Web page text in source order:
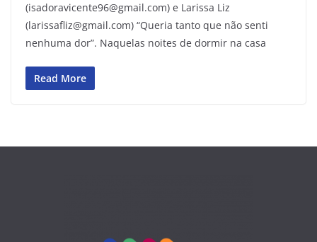
(isadoravicente96@gmail.com) e Larissa Liz
(larissafliz@gmail.com) “Queria tanto que não senti
nenhuma dor”. Naquelas noites de dormir na casa
Read More